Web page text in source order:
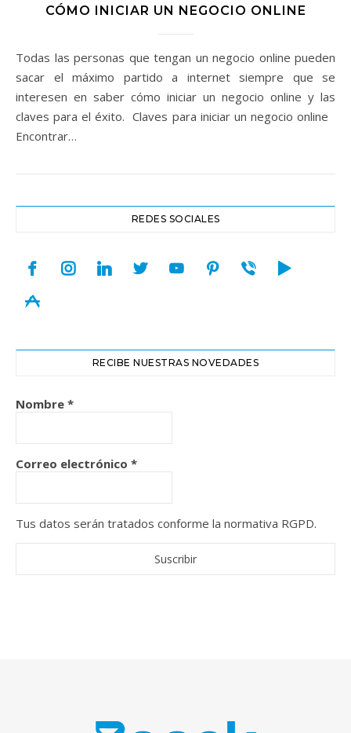
CÓMO INICIAR UN NEGOCIO ONLINE
Todas las personas que tengan un negocio online pueden
sacar el máximo partido a internet siempre que se
interesen en saber cómo iniciar un negocio online y las
claves para el éxito. Claves para iniciar un negocio online
Encontrar…
REDES SOCIALES
facebookinstagramlinkedintwitteryoutubepinterest
viber play
appstore
RECIBE NUESTRAS NOVEDADES
Nombre *
Correo electrónico *
Tus datos serán tratados conforme la normativa RGPD.